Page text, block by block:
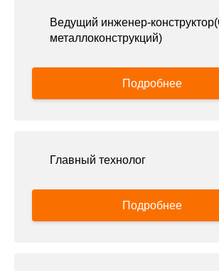
Ведущий инженер-
металлоконструкций)
Подробнее
Главный технолог
Подробнее